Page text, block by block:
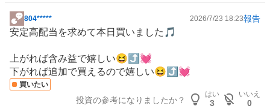
掲
示
記
事
804***** 2026/7/23 18:23報告
安定高配当を求めて本日買いました🎵
上がれば含み益で嬉しい😆⤴️💓
下がれば追加で買えるので嬉しい😆⤴️💓
買いたい
投資の参考になりましたか？
はい
3
いいえ
0